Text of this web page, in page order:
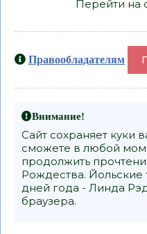
Перейти на
Правообладателям
Внимание!
Сайт сохраняет куки
сможете в любой
продолжить
Рождества.
дней года - Линда
браузера.